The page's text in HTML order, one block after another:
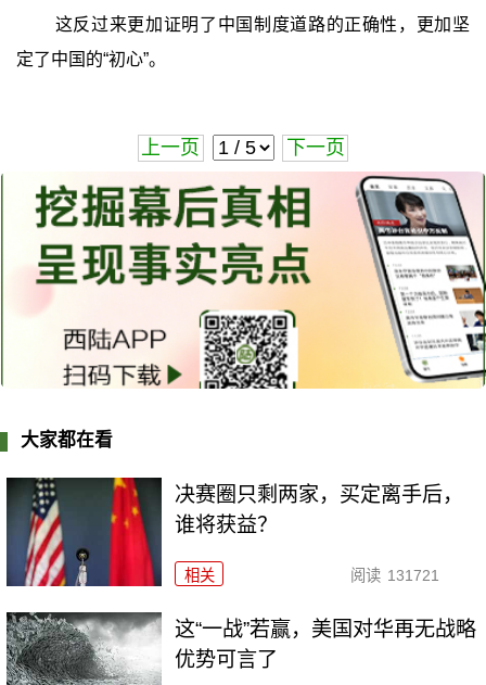
这反过来更加证明了中国制度道路的正确性，更加坚
定了中国的“初心”。
上一页 下一页
大家都在看
决赛圈只剩两家，买定离手后，
谁将获益？
相关 阅读 131721
这“一战”若赢，美国对华再无战略
优势可言了